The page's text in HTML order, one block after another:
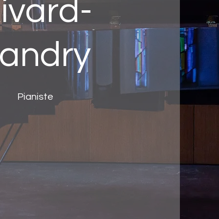
Pianiste